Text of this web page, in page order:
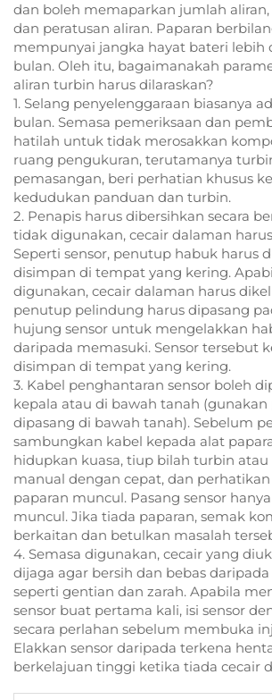
dan boleh memaparkan jumlah aliran,
dan peratusan aliran. Paparan
mempunyai jangka hayat bateri lebih
bulan. Oleh itu, bagaimanakah
aliran turbin harus dilaraskan?
1. Selang penyelenggaraan biasanya
bulan. Semasa pemeriksaan dan
hatilah untuk tidak merosakkan
ruang pengukuran, terutamanya
pemasangan, beri perhatian khusus
kedudukan panduan dan turbin.
2. Penapis harus dibersihkan secara
tidak digunakan, cecair dalaman
Seperti sensor, penutup habuk harus
disimpan di tempat yang kering.
digunakan, cecair dalaman harus
penutup pelindung harus dipasang
hujung sensor untuk mengelakkan
daripada memasuki. Sensor tersebut
disimpan di tempat yang kering.
3. Kabel penghantaran sensor boleh
kepala atau di bawah tanah (gunakan
dipasang di bawah tanah). Sebelum
sambungkan kabel kepada alat
hidupkan kuasa, tiup bilah turbin atau
manual dengan cepat, dan perhatikan
paparan muncul. Pasang sensor
muncul. Jika tiada paparan, semak
berkaitan dan betulkan masalah
4. Semasa digunakan, cecair yang
dijaga agar bersih dan bebas
seperti gentian dan zarah. Apabila
sensor buat pertama kali, isi sensor
secara perlahan sebelum membuka
Elakkan sensor daripada terkena
berkelajuan tinggi ketika tiada cecair